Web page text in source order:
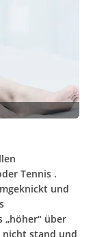
Tennis .
und
„höher“ über
nicht stand und